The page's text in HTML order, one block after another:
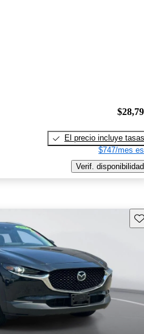
El precio incluye tasas
$747/mes
Verif. disponibilidad